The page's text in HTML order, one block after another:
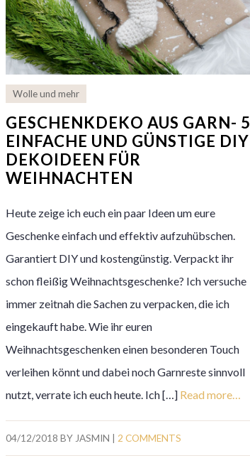
Wolle und mehr
GESCHENKDEKO AUS GARN- 5
EINFACHE UND GÜNSTIGE DIY
DEKOIDEEN FÜR
WEIHNACHTEN
Heute zeige ich euch ein paar Ideen um eure
Geschenke einfach und effektiv aufzuhübschen.
Garantiert DIY und kostengünstig. Verpackt ihr
schon fleißig Weihnachtsgeschenke? Ich versuche
immer zeitnah die Sachen zu verpacken, die ich
eingekauft habe. Wie ihr euren
Weihnachtsgeschenken einen besonderen Touch
verleihen könnt und dabei noch Garnreste sinnvoll
nutzt, verrate ich euch heute. Ich […] Read more…
04/12/2018 BYJASMIN 2 COMMENTS